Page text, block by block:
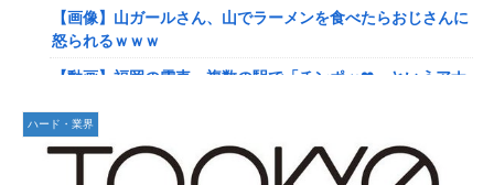
『ドラクエの面白さのピークははがねのつるぎ買った時』←
これ
【韓日共同調査】「日本に良い印象」の韓国人54.3％ 13年
【スト6】竹内ジョン選手「どう考えても調整の時期がおか
しい。大会の真っただ中にコンセプトが変わるほどの調整、
大会が終わった後は微調整。趣旨が一貫してない」
【画像】山ガールさん、山でラーメンを食べたらおじさんに
怒られるｗｗｗ
【動画】福岡の電車、複数の駅で「チンポッ❤」というアナ
【悲報】ショートスリーパー堀さん、対面で高須幹弥にブチ
ギレるｗｗｗｗ
ハード・業界